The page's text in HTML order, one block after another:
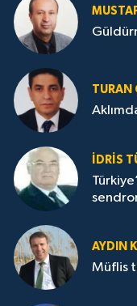
TURAN
İDRİS
AYDIN
Müflis